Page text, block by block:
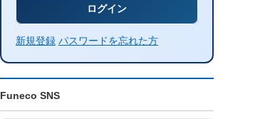
新規登録 パスワードを忘れた方
Funeco SNS